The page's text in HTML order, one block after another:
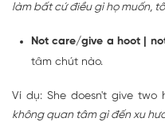
làm bất cứ điều gì họ muốn,
Not care/give a hoot |
tâm chút nào.
Ví dụ: She doesn't give two
không quan tâm gì đến xu